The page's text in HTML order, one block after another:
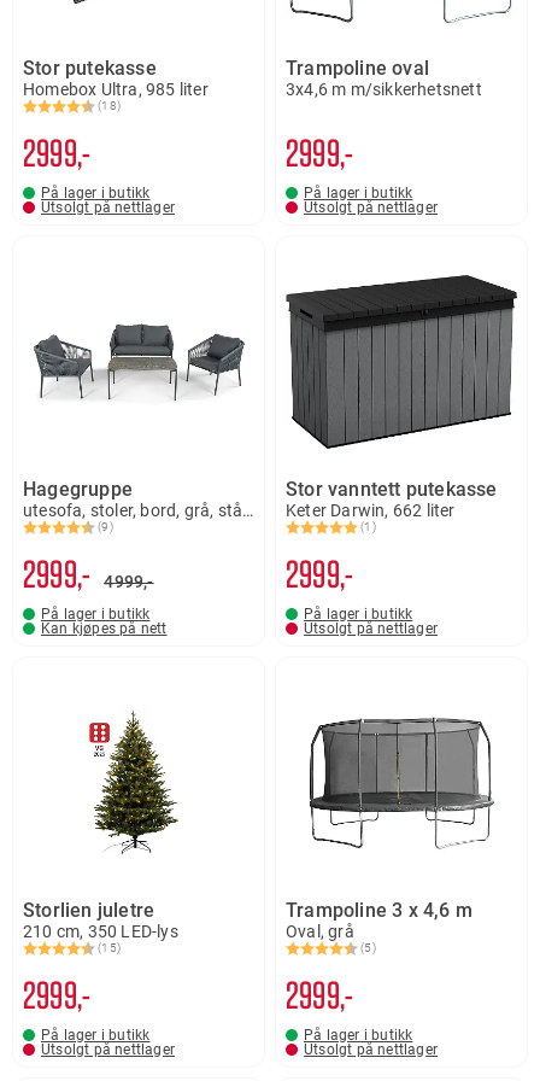
Stor putekasse
Homebox Ultra, 985 liter
Karakter:
(18)
4.7 av 5 mulige
2999,-
På lager i butikk
Utsolgt på nettlager
Trampoline oval
3x4,6 m m/sikkerhetsnett
2999,-
På lager i butikk
Utsolgt på nettlager
Hagegruppe
utesofa, stoler, bord, grå, stål, Bari
Karakter:
(9)
4.7 av 5 mulige
2999,- 4999,-
På lager i butikk
Kan kjøpes på nett
Stor vanntett putekasse
Keter Darwin, 662 liter
Karakter:
(1)
5.0 av 5 mulige
2999,-
På lager i butikk
Utsolgt på nettlager
Storlien juletre
210 cm, 350 LED-lys
Karakter:
(15)
4.7 av 5 mulige
2999,-
På lager i butikk
Utsolgt på nettlager
Trampoline 3 x 4,6 m
Oval, grå
Karakter:
(5)
4.4 av 5 mulige
2999,-
På lager i butikk
Utsolgt på nettlager